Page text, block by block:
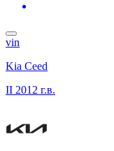
vin
Kia Ceed
II 2012 г.в.